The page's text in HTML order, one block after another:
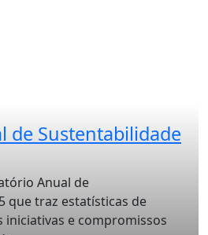
de Sustentabilidade
Anual de
que traz estatísticas de
iniciativas e compromissos